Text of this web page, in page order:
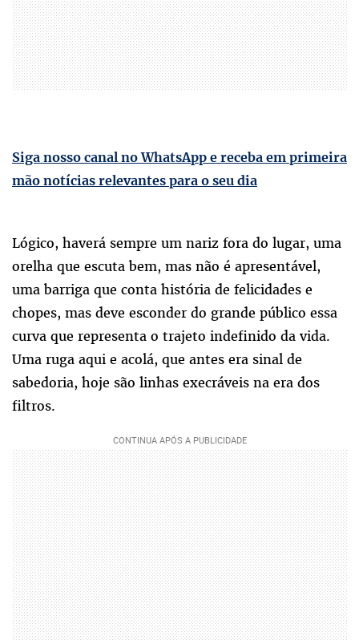
Siga nosso canal no WhatsApp e receba em primeira
mão notícias relevantes para o seu dia
Lógico, haverá sempre um nariz fora do lugar, uma
orelha que escuta bem, mas não é apresentável,
uma barriga que conta história de felicidades e
chopes, mas deve esconder do grande público essa
curva que representa o trajeto indefinido da vida.
Uma ruga aqui e acolá, que antes era sinal de
sabedoria, hoje são linhas execráveis na era dos
filtros.